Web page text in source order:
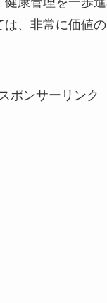
は、非常に価値
スポンサーリンク